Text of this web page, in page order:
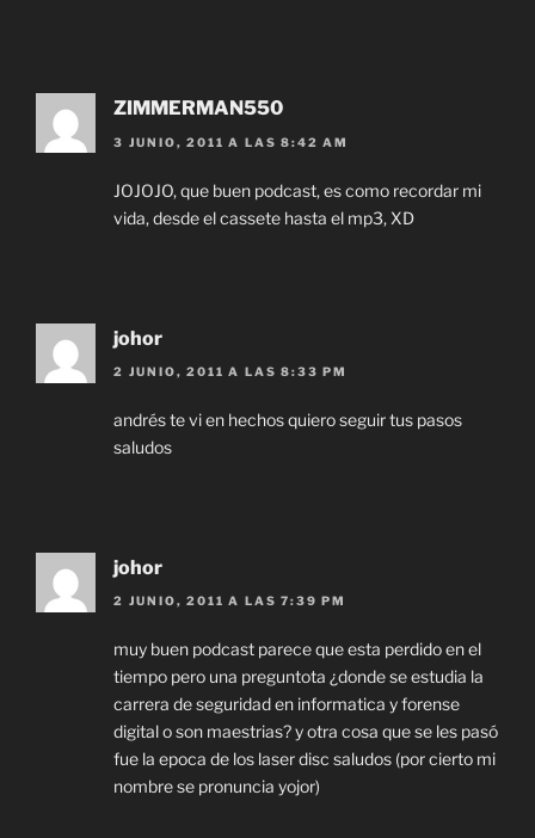
ZIMMERMAN550
3 JUNIO, 2011 A LAS 8:42 AM
JOJOJO, que buen podcast, es como recordar mi
vida, desde el cassete hasta el mp3, XD
johor
2 JUNIO, 2011 A LAS 8:33 PM
andrés te vi en hechos quiero seguir tus pasos
saludos
johor
2 JUNIO, 2011 A LAS 7:39 PM
muy buen podcast parece que esta perdido en el
tiempo pero una preguntota ¿donde se estudia la
carrera de seguridad en informatica y forense
digital o son maestrias? y otra cosa que se les pasó
fue la epoca de los laser disc saludos (por cierto mi
nombre se pronuncia yojor)